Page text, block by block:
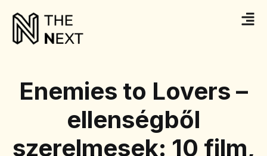
Enemies to Lovers –
ellenségből
szerelmesek: 10 film,